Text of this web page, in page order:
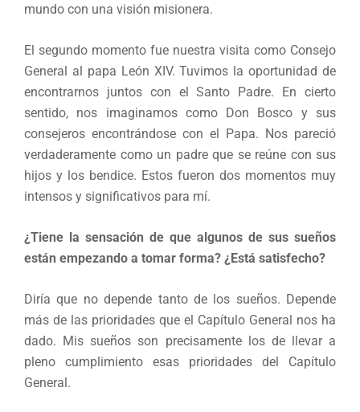
mundo con una visión misionera.
El segundo momento fue nuestra visita como Consejo
General al papa León XIV. Tuvimos la oportunidad de
encontrarnos juntos con el Santo Padre. En cierto
sentido, nos imaginamos como Don Bosco y sus
consejeros encontrándose con el Papa. Nos pareció
verdaderamente como un padre que se reúne con sus
hijos y los bendice. Estos fueron dos momentos muy
intensos y significativos para mí.
¿Tiene la sensación de que algunos de sus sueños
están empezando a tomar forma? ¿Está satisfecho?
Diría que no depende tanto de los sueños. Depende
más de las prioridades que el Capítulo General nos ha
dado. Mis sueños son precisamente los de llevar a
pleno cumplimiento esas prioridades del Capítulo
General.